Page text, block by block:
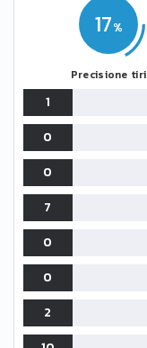
17
Precisione tiri
1
0
0
7
0
0
2